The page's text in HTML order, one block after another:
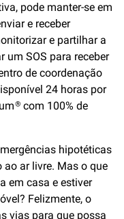
pode manter-se em
e receber
e partilhar a
um SOS para receber
de coordenação
24 horas por
® com 100% de
hipotéticas
ar livre. Mas o que
em casa e estiver
Felizmente, o
vias para que possa